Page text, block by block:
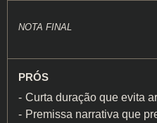
NOTA FINAL
PRÓS
Curta duração que evita
Premissa narrativa que